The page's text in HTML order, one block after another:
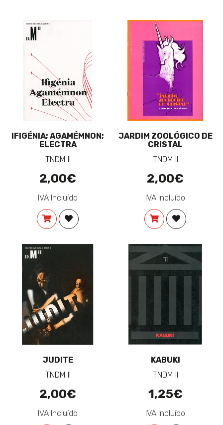
IFIGÉNIA; AGAMÉMNON;
ELECTRA
TNDM II
2,00€
IVA Incluído
COMPRARADICIONAR À LISTA DE DESEJOS
JARDIM ZOOLÓGICO DE
CRISTAL
TNDM II
2,00€
IVA Incluído
COMPRARADICIONAR
JUDITE
TNDM II
2,00€
IVA Incluído
KABUKI
TNDM II
1,25€
IVA Incluído